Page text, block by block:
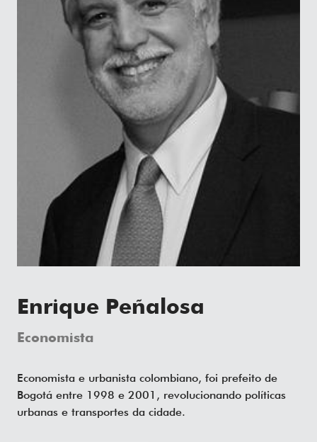
Enrique Peñalosa
Economista
Economista e urbanista colombiano, foi prefeito de
Bogotá entre 1998 e 2001, revolucionando políticas
urbanas e transportes da cidade.